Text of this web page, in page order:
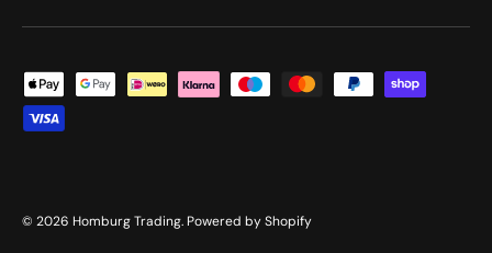
Geaccepteerde betaalmethoden
© 2026 Homburg Trading. Powered by Shopify